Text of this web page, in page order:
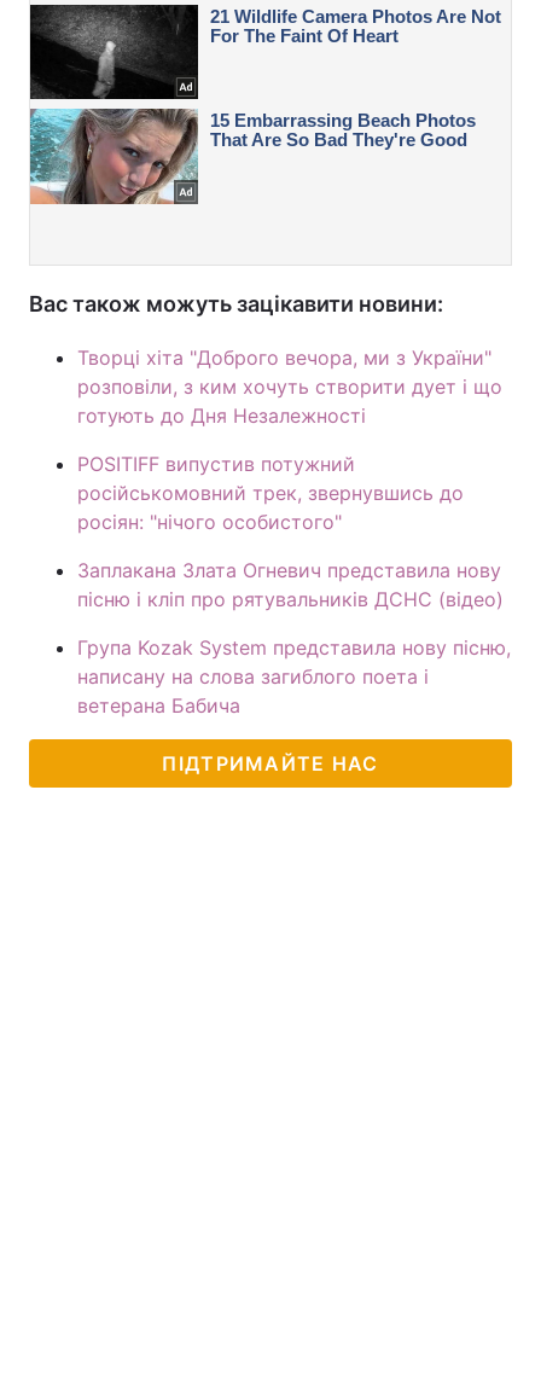
Вас також можуть зацікавити новини:
Творці хіта "Доброго вечора, ми з України"
розповіли, з ким хочуть створити дует і що
готують до Дня Незалежності
POSITIFF випустив потужний
російськомовний трек, звернувшись до
росіян: "нічого особистого"
Заплакана Злата Огневич представила нову
пісню і кліп про рятувальників ДСНС (відео)
Група Kozak System представила нову пісню,
написану на слова загиблого поета і
ветерана Бабича
ПІДТРИМАЙТЕ НАС